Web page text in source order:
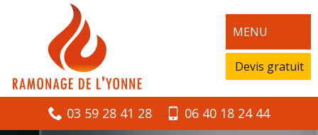
MENU
Devis gratuit
03 59 28 41 28 06 40 18 24 44